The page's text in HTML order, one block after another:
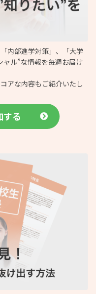
内部進学対策」、「大学
ャル”な情報を毎週お届け
アな内容もご紹介いたし
する